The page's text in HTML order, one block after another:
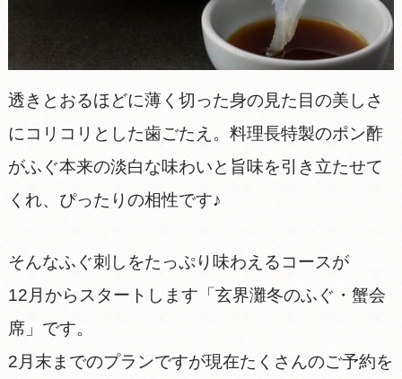
透きとおるほどに薄く切った身の見た目の美しさ
にコリコリとした歯ごたえ。料理長特製のポン酢
がふぐ本来の淡白な味わいと旨味を引き立たせて
くれ、ぴったりの相性です♪
そんなふぐ刺しをたっぷり味わえるコースが
12月からスタートします「玄界灘冬のふぐ・蟹会
席」です。
2月末までのプランですが現在たくさんのご予約を